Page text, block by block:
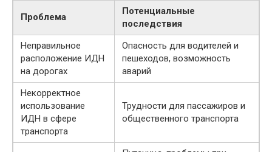
Проблема
Потенциальные
последствия
Неправильное
расположение ИДН
на дорогах
Опасность для водителей и
пешеходов, возможность
аварий
Некорректное
использование
ИДН в сфере
транспорта
Трудности для пассажиров и
общественного транспорта